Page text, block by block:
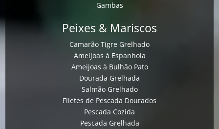
Gambas
Peixes & Mariscos
Camarão Tigre Grelhado
Ameijoas à Espanhola
Ameijoas à Bulhão Pato
Dourada Grelhada
Salmão Grelhado
Filetes de Pescada Dourados
Pescada Cozida
Pescada Grelhada